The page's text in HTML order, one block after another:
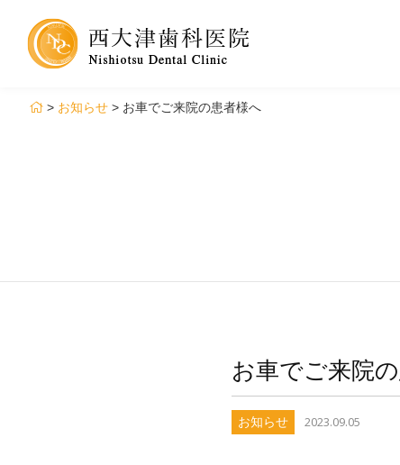
> お知らせ > お車でご来院の患者様へ
お車でご来院
お知らせ 2023.09.05